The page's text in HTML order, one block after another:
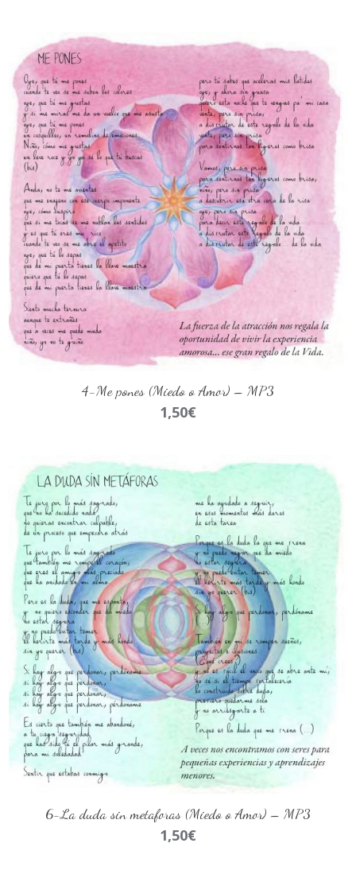
AÑADIR AL CARRITO
4-Me pones (Miedo o Amor) – MP3
1,50€
6-La duda sin metaforas (Miedo o Amor) – MP3
1,50€